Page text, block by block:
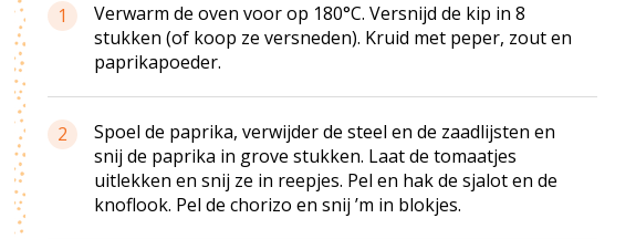
1
Verwarm de oven voor op 180°C. Versnijd de kip in 8
stukken (of koop ze versneden). Kruid met peper, zout en
paprikapoeder.
2 Spoel de paprika, verwijder de steel en de zaadlijsten en
snij de paprika in grove stukken. Laat de tomaatjes
uitlekken en snij ze in reepjes. Pel en hak de sjalot en de
knoflook. Pel de chorizo en snij ’m in blokjes.